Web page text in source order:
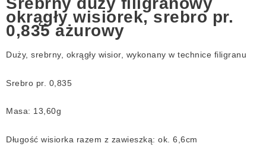
okrągły wisiorek, srebro pr.
0,835 ażurowy
Duży, srebrny, okrągły wisior, wykonany w technice filigranu
Srebro pr. 0,835
Masa: 13,60g
Długość wisiorka razem z zawieszką: ok. 6,6cm